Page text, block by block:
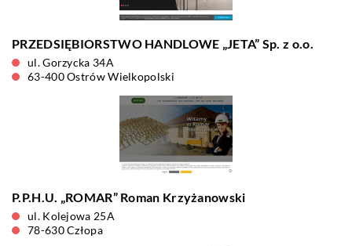
PRZEDSIĘBIORSTWO HANDLOWE „JETA” Sp. z o.o.
ul. Gorzycka 34A
63-400 Ostrów Wielkopolski
P.P.H.U. „ROMAR” Roman Krzyżanowski
ul. Kolejowa 25A
78-630 Człopa